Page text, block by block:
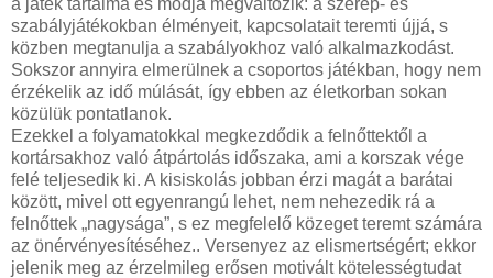
szabályjátékokban élményeit, kapcsolatait teremti újjá, s
közben megtanulja a szabályokhoz való alkalmazkodást.
Sokszor annyira elmerülnek a csoportos játékban, hogy nem
érzékelik az idő múlását, így ebben az életkorban sokan
közülük pontatlanok.
Ezekkel a folyamatokkal megkezdődik a felnőttektől a
kortársakhoz való átpártolás időszaka, ami a korszak vége
felé teljesedik ki. A kisiskolás jobban érzi magát a barátai
között, mivel ott egyenrangú lehet, nem nehezedik rá a
felnőttek „nagysága”, s ez megfelelő közeget teremt számára
az önérvényesítéséhez.. Versenyez az elismertségért; ekkor
jelenik meg az érzelmileg erősen motivált kötelességtudat